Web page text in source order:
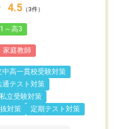
4.5 （3件）
～高3
家庭教師
中高一貫校受験対策
通テスト対策
立受験対策
対策
定期テスト対策